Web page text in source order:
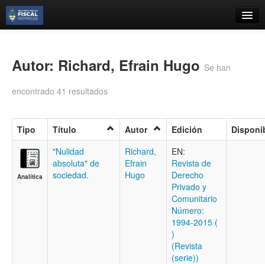
Búsqueda Avanzada
Contacto
Iniciar sesión
Autor: Richard, Efrain Hugo Se han
encontrado 41 resultados
Tipo Título Autor Edición
Analítica
"Nulidad
absoluta" de
sociedad.
Richard,
Efrain
Hugo
EN:
Revista de
Derecho
Privado y
Comunitario
Número:
1994-2015 (
)
(Revista
(serie))